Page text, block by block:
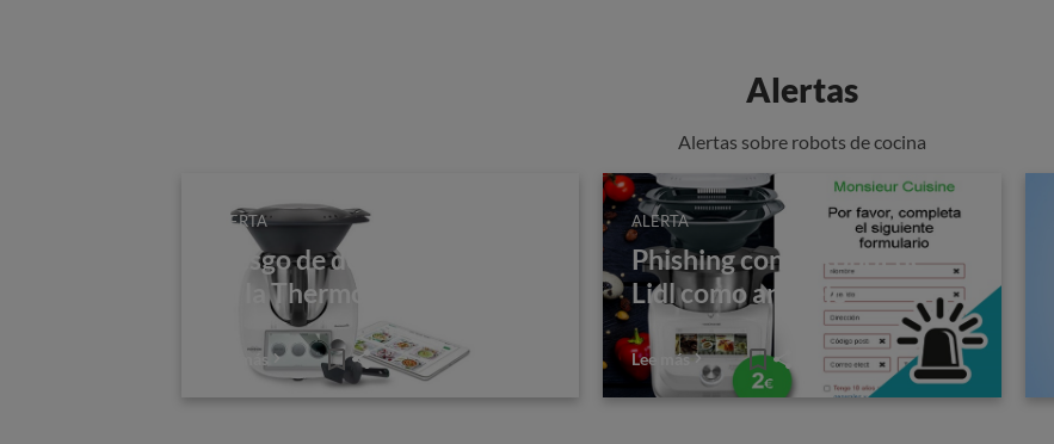
Alertas
Alertas sobre robots de cocina
ALERTA
Riesgo de desbordamiento
en la Thermomix TM6
Lee más
ALERTA
Phishing con el Robot de
Lidl como anzuelo
Lee más